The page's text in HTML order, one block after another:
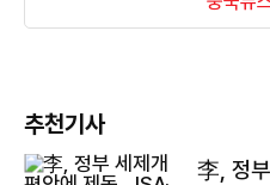
추천기사
李, 정